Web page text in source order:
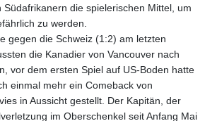
Südafrikanern die spielerischen Mittel, um
zu werden.
gegen die Schweiz (1:2) am letzten
die Kanadier von Vancouver nach
vor dem ersten Spiel auf US-Boden hatte
einmal mehr ein Comeback von
in Aussicht gestellt. Der Kapitän, der
im Oberschenkel seit Anfang Mai